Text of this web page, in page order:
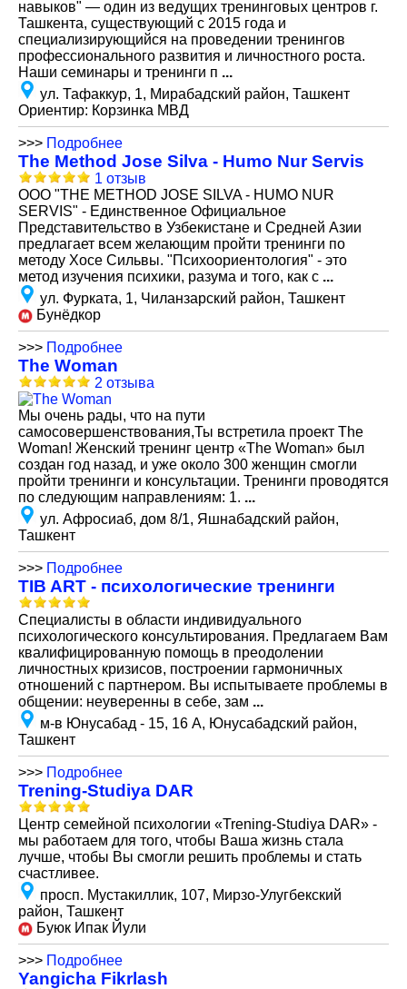
навыков" — один из ведущих тренинговых центров г.
Ташкента, существующий с 2015 года и
специализирующийся на проведении тренингов
профессионального развития и личностного роста.
Наши семинары и тренинги п ...
ул. Тафаккур, 1, Мирабадский район, Ташкент
Ориентир: Корзинка МВД
>>> Подробнее
The Method Jose Silva - Humo Nur Servis
1 отзыв
ООО "THE METHOD JOSE SILVA - HUMO NUR
SERVIS" - Единственное Официальное
Представительство в Узбекистане и Средней Азии
предлагает всем желающим пройти тренинги по
методу Хосе Сильвы. "Психоориентология" - это
метод изучения психики, разума и того, как с ...
ул. Фурката, 1, Чиланзарский район, Ташкент
Бунёдкор
>>> Подробнее
The Woman
2 отзыва
Мы очень рады, что на пути
самосовершенствования,Ты встретила проект The
Woman! Женский тренинг центр «The Woman» был
создан год назад, и уже около 300 женщин смогли
пройти тренинги и консультации. Тренинги проводятся
по следующим направлениям: 1. ...
ул. Афросиаб, дом 8/1, Яшнабадский район,
Ташкент
>>> Подробнее
TIB ART - психологические тренинги
Специалисты в области индивидуального
психологического консультирования. Предлагаем Вам
квалифицированную помощь в преодолении
личностных кризисов, построении гармоничных
отношений с партнером. Вы испытываете проблемы в
общении: неуверенны в себе, зам ...
м-в Юнусабад - 15, 16 А, Юнусабадский район,
Ташкент
>>> Подробнее
Trening-Studiya DAR
Центр семейной психологии «Trening-Studiya DAR» -
мы работаем для того, чтобы Ваша жизнь стала
лучше, чтобы Вы смогли решить проблемы и стать
счастливее.
просп. Мустакиллик, 107, Мирзо-Улугбекский
район, Ташкент
Буюк Ипак Йули
>>> Подробнее
Yangicha Fikrlash